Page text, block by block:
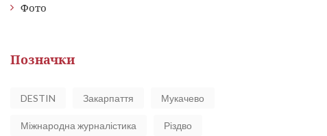
Фото
Позначки
DESTIN Закарпаття Мукачево
Міжнародна журналістика Різдво